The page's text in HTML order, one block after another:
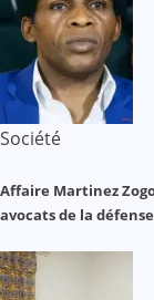
Société
Affaire Martinez
avocats de la défense